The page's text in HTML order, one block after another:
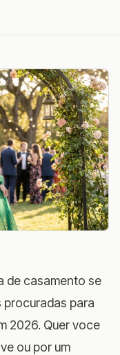
de casamento se
procuradas para
2026. Quer voce
ou por um